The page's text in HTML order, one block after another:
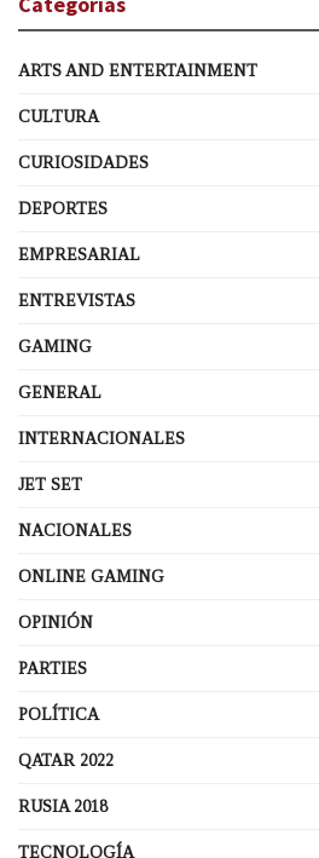
ARTS AND ENTERTAINMENT
CULTURA
CURIOSIDADES
DEPORTES
EMPRESARIAL
ENTREVISTAS
GAMING
GENERAL
INTERNACIONALES
JET SET
NACIONALES
ONLINE GAMING
OPINIÓN
PARTIES
POLÍTICA
QATAR 2022
RUSIA 2018
TECNOLOGÍA